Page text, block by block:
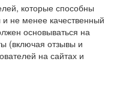
которые способны
не менее качественный
основываться на
(включая отзывы и
на сайтах и